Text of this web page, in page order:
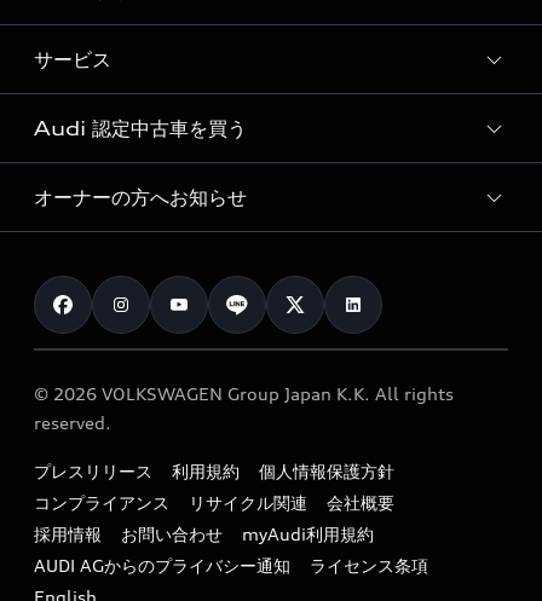
Formula 1®
デジタルサービス
試乗車・展示車検索
見積り依頼
試乗予約
特別仕様モデル / 限定モデル
e-tronラインアップ
価格シミュレーション
車両比較
カタログ一覧
純正アクセサリー
オンラインショップ
Audi collection
アウディナビアプリ
サービス
サービス入庫予約
サービスプログラム
メンテナンス
車検 / 定期点検
e-tronアフターサポート
myAudi
Audi 認定中古車を買う
Audi認定中古車
クオリティ
保証
メンテナンス
ファイナンス
キャンペーン / イベント
買取査定
オーナーの方へお知らせ
お知らせ
オーナー様向けキャンペーン
特定整備適用車一覧
リサイクル法
よくある質問（FAQ）
© 2026 VOLKSWAGEN Group Japan K.K. All rights
reserved.
プレスリリース 利用規約
個人情報保護方針
コンプライアンス
リサイクル関連
会社概要
採用情報
お問い合わせ
myAudi利用規約
AUDI AGからのプライバシー通知
ライセンス条項
English